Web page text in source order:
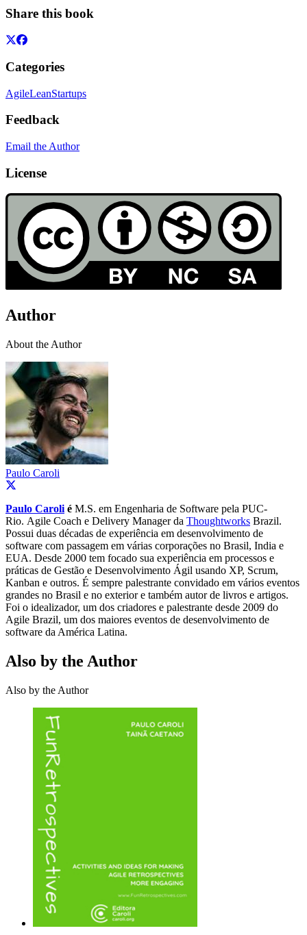
Share this book
Categories
AgileLeanStartups
Feedback
Email the Author
License
Author
About the Author
Paulo Caroli
Paulo Caroli é M.S. em Engenharia de Software pela PUC-
Rio. Agile Coach e Delivery Manager da Thoughtworks Brazil.
Possui duas décadas de experiência em desenvolvimento de
software com passagem em várias corporações no Brasil, India e
EUA. Desde 2000 tem focado sua experiência em processos e
práticas de Gestão e Desenvolvimento Ágil usando XP, Scrum,
Kanban e outros. É sempre palestrante convidado em vários eventos
grandes no Brasil e no exterior e também autor de livros e artigos.
Foi o idealizador, um dos criadores e palestrante desde 2009 do
Agile Brazil, um dos maiores eventos de desenvolvimento de
software da América Latina.
Also by the Author
Also by the Author